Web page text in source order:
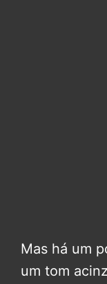
Mas há um
um tom